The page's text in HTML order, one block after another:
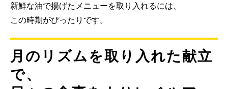
新鮮な油で揚げたメニューを取り入れるには、
この時期がぴったりです。
月のリズムを取り入れた献立
で、